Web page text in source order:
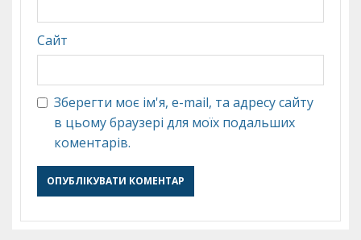
Сайт
Зберегти моє ім'я, e-mail, та адресу сайту
в цьому браузері для моїх подальших
коментарів.